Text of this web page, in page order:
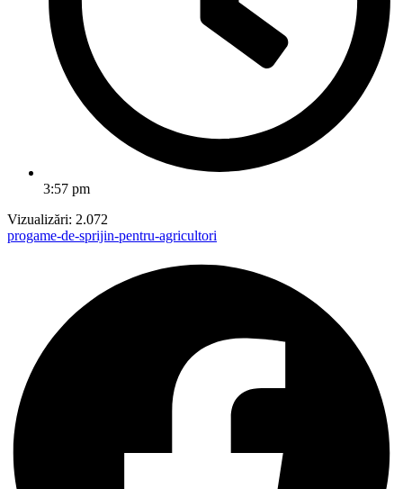
3:57 pm
Vizualizări: 2.072
progame-de-sprijin-pentru-agricultori